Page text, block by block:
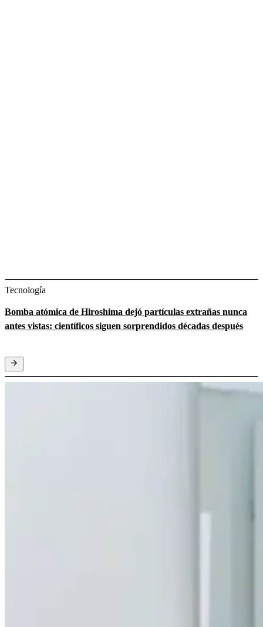
Tecnología
Bomba atómica de Hiroshima dejó partículas extrañas nunca
antes vistas: científicos siguen sorprendidos décadas después